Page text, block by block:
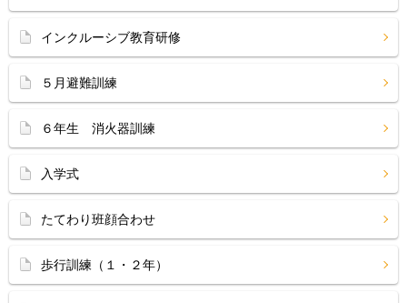
インクルーシブ教育研修
５月避難訓練
６年生 消火器訓練
入学式
たてわり班顔合わせ
歩行訓練（１・２年）